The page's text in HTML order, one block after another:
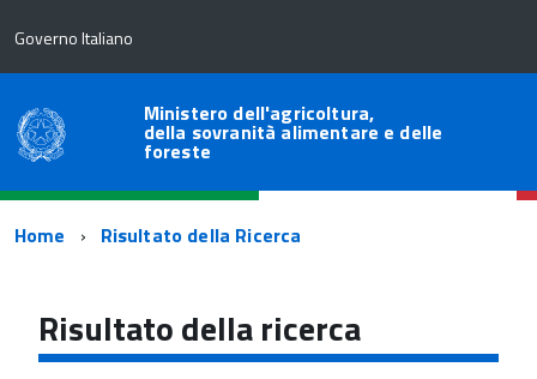
Governo Italiano
Ministero dell'agricoltura,
della sovranità alimentare e delle
foreste
Percorso
navigazione
Home Risultato della Ricerca
Risultato della ricerca